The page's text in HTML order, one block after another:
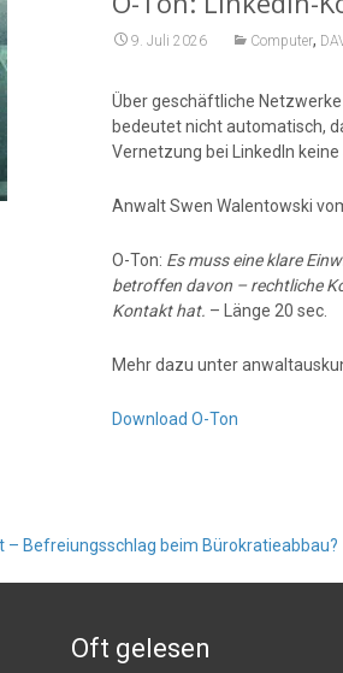
9. Juli 2026 Computer,
Über geschäftliche
bedeutet nicht automatisch,
Vernetzung bei LinkedIn
Anwalt Swen Walentowski
O-Ton: Es muss eine klare
betroffen davon – rechtliche
Kontakt hat. – Länge 20 sec.
Mehr dazu unter
Download O-Ton
– Befreiungsschlag beim Bürokratieabbau?
Oft gelesen